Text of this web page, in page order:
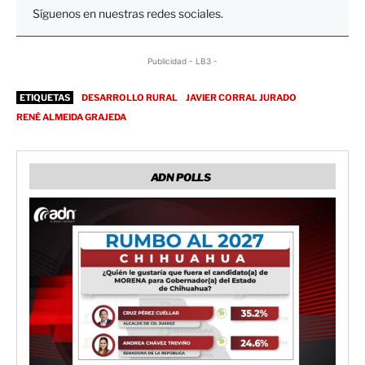
Síguenos en nuestras redes sociales.
Publicidad - LB3 -
ETIQUETAS DESARROLLO RURAL
JAVIER CORRAL JURADO
RENÉ ALMEIDA GRAJEDA
ADN POLLS